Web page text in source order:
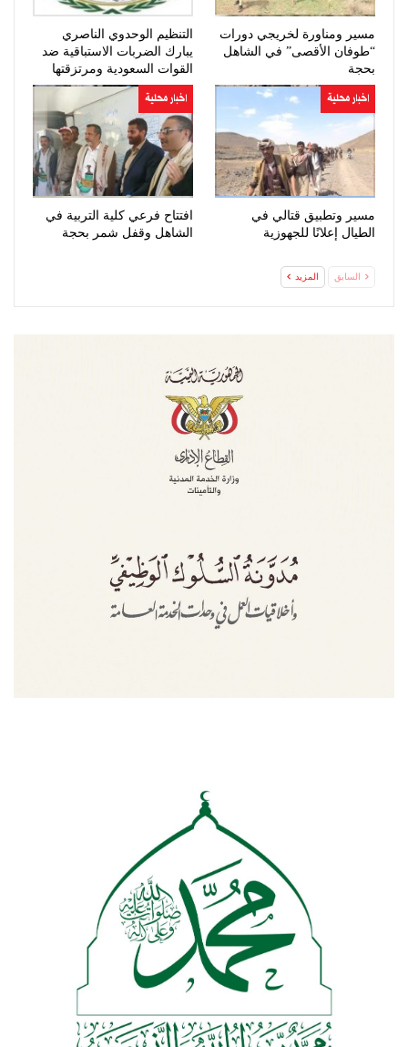
مسير ومناورة لخريجي دورات
“طوفان الأقصى” في الشاهل
بحجة
التنظيم الوحدوي الناصري
يبارك الضربات الاستباقية ضد
القوات السعودية ومرتزقتها
اخبار محلية
مسير وتطبيق قتالي في
الطيال إعلانًا للجهوزية
اخبار محلية
افتتاح فرعي كلية التربية في
الشاهل وقفل شمر بحجة
السابق المزيد